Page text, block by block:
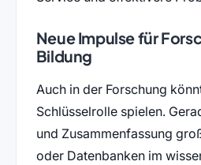
Neue Impulse für
Bildung
Auch in der Forschung
Schlüsselrolle spielen.
und Zusammenfassung
oder Datenbanken im